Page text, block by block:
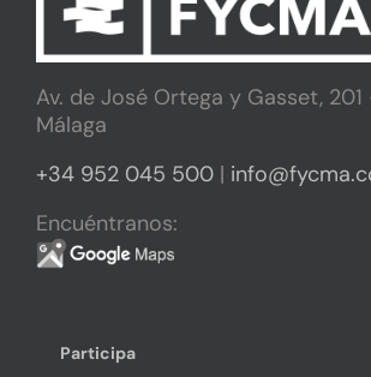
Av. de José Ortega y Gasset,
Málaga
+34 952 045 500 |
Encuéntranos:
Participa